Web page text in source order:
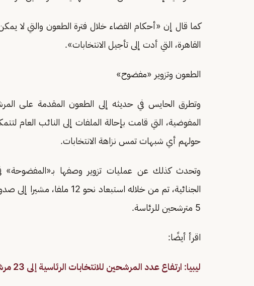
كما قال إن «أحكام القضاء خلال فترة الطعون والتي لا
القاهرة، التي أدت إلى تأجيل الانتخابات».
الطعون وتزوير «مفضوح»
وتطرق الحايس في حديثه إلى الطعون المقدمة على
المفوضية، التي قامت بإحالة الملفات إلى النائب العام
حولهم أي شبهات تمس نزاهة الانتخابات.
وتحدث كذلك عن عمليات تزوير وصفها بـ«المفضوحة» في
5 مترشحين للرئاسة.
اقرأ أيضًا:
ليبيا: ارتفاع عدد المرشحين للانتخابات الرئاسية إلى 23 مرشحًا